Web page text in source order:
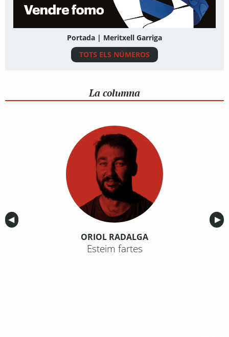
Portada | Meritxell Garriga
TOTS ELS NÚMEROS
La columna
Anterior
◀︎ ▶︎
ORIOL RADALGA
Esteim fartes